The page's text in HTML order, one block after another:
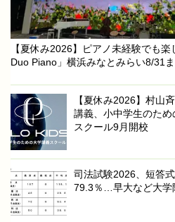
【夏休み2026】ピアノ未経験でも楽
Duo Piano」横浜みなとみらい8/31
【夏休み2026】村山
講義、小中学生のため
スクール9月開校
司法試験2026、短答
79.3％…早大など大学